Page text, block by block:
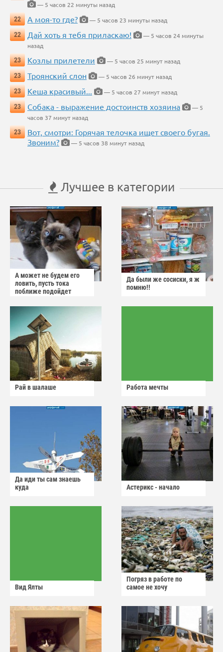
— 5 часов 22 минуты назад
22
А моя-то где?
— 5 часов 23 минуты назад
22
Дай хоть я тебя приласкаю!
— 5 часов 24 минуты
назад
23
Козлы прилетели
— 5 часов 25 минут назад
23
Троянский слон
— 5 часов 26 минут назад
23
Кеша красивый...
— 5 часов 27 минут назад
23
Собака - выражение достоинств хозяина
— 5
часов 37 минут назад
23
Вот, смотри: Горячая телочка ищет своего бугая.
Звоним?
— 5 часов 38 минут назад
Лучшее в категории
А может не будем его
ловить, пусть тока
поближе подойдет
Да были же сосиски, я ж
помню!!
Рай в шалаше Работа мечты
Да иди ты сам знаешь
куда
Астерикс - начало
Вид Ялты
Погряз в работе по
самое не хочу